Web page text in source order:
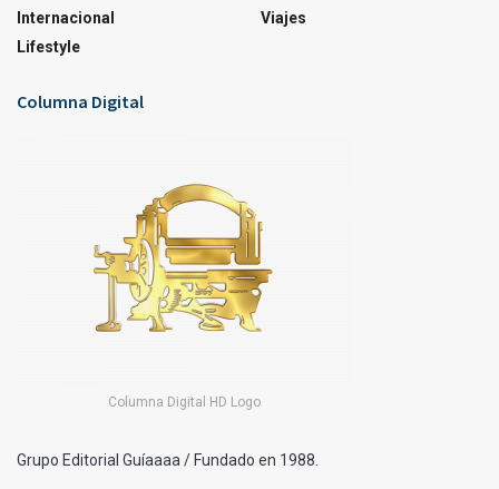
Internacional
Lifestyle
Viajes
Columna Digital
Columna Digital HD Logo
Grupo Editorial Guíaaaa / Fundado en 1988.